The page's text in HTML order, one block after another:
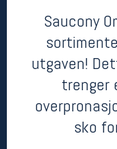
Saucony
utgaven!
trenger
sko